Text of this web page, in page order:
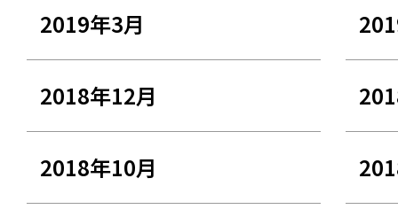
2019年3月
2018年12月
2018年10月